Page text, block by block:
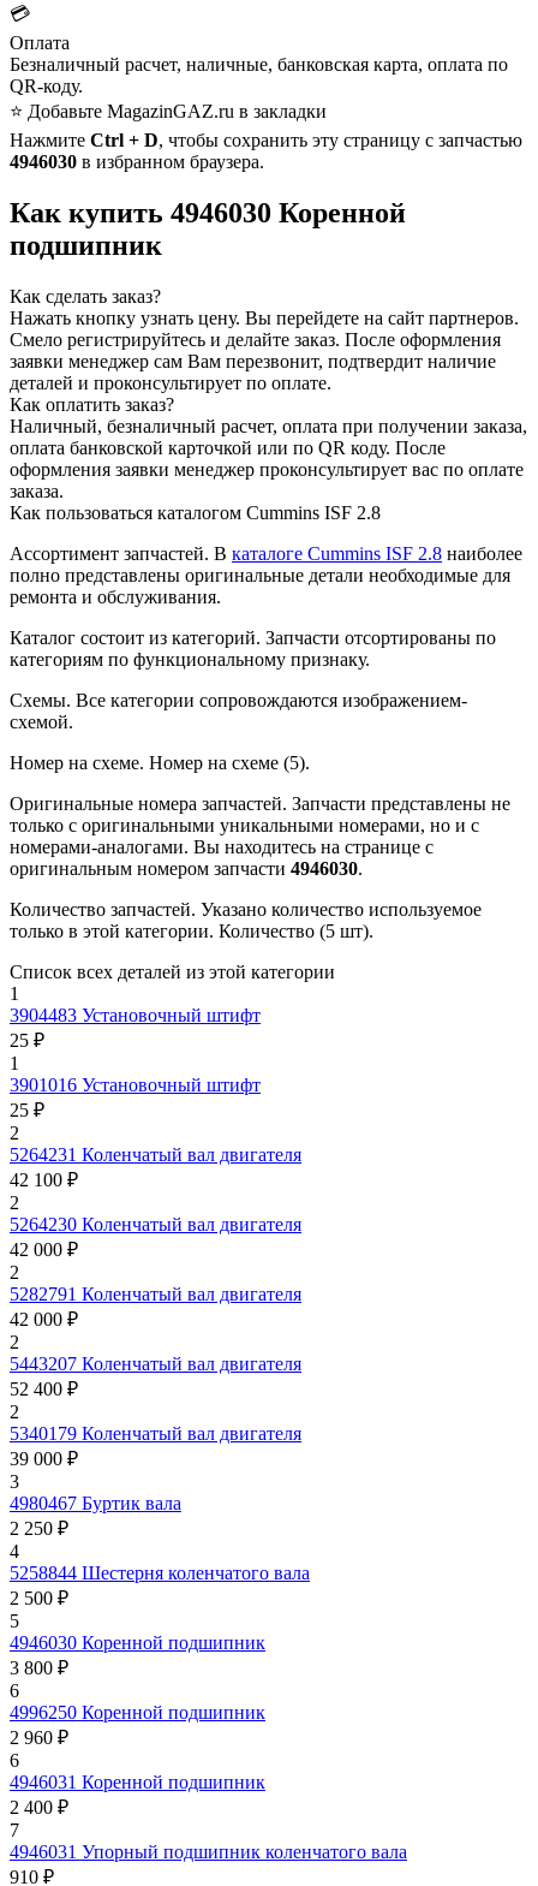
💳
Оплата
Безналичный расчет, наличные, банковская карта, оплата по
QR-коду.
⭐ Добавьте MagazinGAZ.ru в закладки
Нажмите Ctrl + D, чтобы сохранить эту страницу с запчастью
4946030 в избранном браузера.
Как купить 4946030 Коренной
подшипник
Как сделать заказ?
Нажать кнопку узнать цену. Вы перейдете на сайт партнеров.
Смело регистрируйтесь и делайте заказ. После оформления
заявки менеджер сам Вам перезвонит, подтвердит наличие
деталей и проконсультирует по оплате.
Как оплатить заказ?
Наличный, безналичный расчет, оплата при получении заказа,
оплата банковской карточкой или по QR коду. После
оформления заявки менеджер проконсультирует вас по оплате
заказа.
Как пользоваться каталогом Cummins ISF 2.8
Ассортимент запчастей. В каталоге Cummins ISF 2.8 наиболее
полно представлены оригинальные детали необходимые для
ремонта и обслуживания.
Каталог состоит из категорий. Запчасти отсортированы по
категориям по функциональному признаку.
Схемы. Все категории сопровождаются изображением-
схемой.
Номер на схеме. Номер на схеме (5).
Оригинальные номера запчастей. Запчасти представлены не
только с оригинальными уникальными номерами, но и с
номерами-аналогами. Вы находитесь на странице с
оригинальным номером запчасти 4946030.
Количество запчастей. Указано количество используемое
только в этой категории. Количество (5 шт).
Список всех деталей из этой категории
1
3904483 Установочный штифт
25 ₽
1
3901016 Установочный штифт
25 ₽
2
5264231 Коленчатый вал двигателя
42 100 ₽
2
5264230 Коленчатый вал двигателя
42 000 ₽
2
5282791 Коленчатый вал двигателя
42 000 ₽
2
5443207 Коленчатый вал двигателя
52 400 ₽
2
5340179 Коленчатый вал двигателя
39 000 ₽
3
4980467 Буртик вала
2 250 ₽
4
5258844 Шестерня коленчатого вала
2 500 ₽
5
4946030 Коренной подшипник
3 800 ₽
6
4996250 Коренной подшипник
2 960 ₽
6
4946031 Коренной подшипник
2 400 ₽
7
4946031 Упорный подшипник коленчатого вала
910 ₽